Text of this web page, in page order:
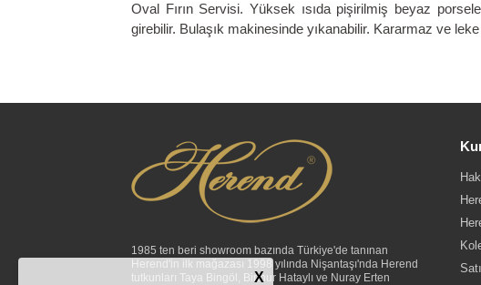
Oval Fırın Servisi. Yüksek ısıda pişirilmiş beyaz
girebilir. Bulaşık makinesinde yıkanabilir. Kararmaz ve leke
1985 ten beri showroom bazında Türkiye'de tanınan
Herend'in ilk mağazası 1998 yılında Nişantaşı'nda Herend
tutkunları Taya Bingöl, Binnur Hataylı ve Nuray Erten
X